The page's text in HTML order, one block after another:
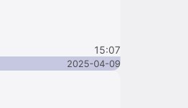
15:07
2025-04-09